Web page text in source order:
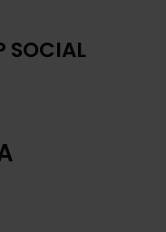
SOCIAL